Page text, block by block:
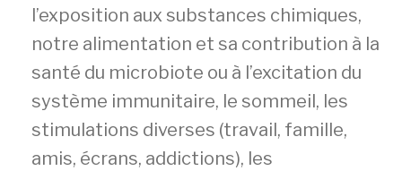
l’exposition aux substances chimiques,
notre alimentation et sa contribution à la
santé du microbiote ou à l’excitation du
système immunitaire, le sommeil, les
stimulations diverses (travail, famille,
amis, écrans, addictions), les